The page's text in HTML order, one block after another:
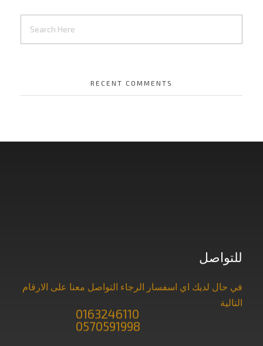
RECENT COMMENTS
للتواصل
في حال لديك اي اسفسار الرجاء التواصل معنا على الارقام
التالية
0163246110
0570591998